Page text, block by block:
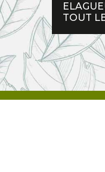
TOUT